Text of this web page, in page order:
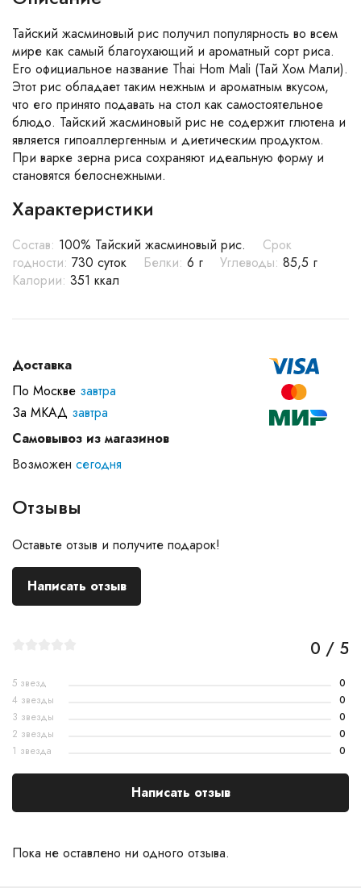
Тайский жасминовый рис получил популярность во всем
мире как самый благоухающий и ароматный сорт риса.
Его официальное название Thai Hom Mali (Тай Хом Мали).
Этот рис обладает таким нежным и ароматным вкусом,
что его принято подавать на стол как самостоятельное
блюдо. Тайский жасминовый рис не содержит глютена и
является гипоаллергенным и диетическим продуктом.
При варке зерна риса сохраняют идеальную форму и
становятся белоснежными.
Характеристики
Состав: 100% Тайский жасминовый рис.
Срок
годности: 730 суток Белки: 6 г Углеводы: 85,5 г
Калории: 351 ккал
Доставка
По Москве завтра
За МКАД завтра
Самовывоз из магазинов
Возможен сегодня
Отзывы
Оставьте отзыв и получите подарок!
Написать отзыв
Пока не оставлено ни одного отзыва.
0 / 5
5 звезд
0
4 звезды
0
3 звезды
0
2 звезды
0
1 звезда
0
Написать отзыв